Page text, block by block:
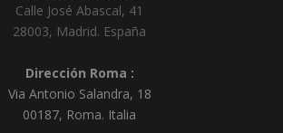
Calle José Abascal, 41
28003, Madrid. España
Dirección Roma :
Via Antonio Salandra, 18
00187, Roma. Italia